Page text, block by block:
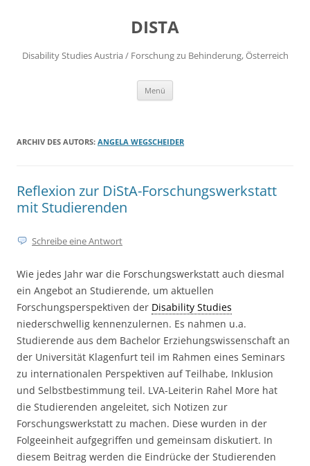
DISTA
Disability Studies Austria / Forschung zu Behinderung, Österreich
Menü
ARCHIV DES AUTORS: ANGELA WEGSCHEIDER
Reflexion zur DiStA-Forschungswerkstatt
mit Studierenden
Schreibe eine Antwort
Wie jedes Jahr war die Forschungswerkstatt auch diesmal
ein Angebot an Studierende, um aktuellen
Forschungsperspektiven der Disability Studies
niederschwellig kennenzulernen. Es nahmen u.a.
Studierende aus dem Bachelor Erziehungswissenschaft an
der Universität Klagenfurt teil im Rahmen eines Seminars
zu internationalen Perspektiven auf Teilhabe, Inklusion
und Selbstbestimmung teil. LVA-Leiterin Rahel More hat
die Studierenden angeleitet, sich Notizen zur
Forschungswerkstatt zu machen. Diese wurden in der
Folgeeinheit aufgegriffen und gemeinsam diskutiert. In
diesem Beitrag werden die Eindrücke der Studierenden